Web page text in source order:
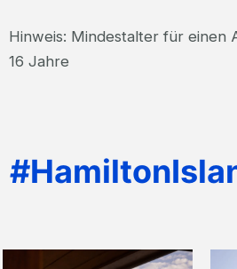
Hinweis: Mindestalter für einen
16 Jahre